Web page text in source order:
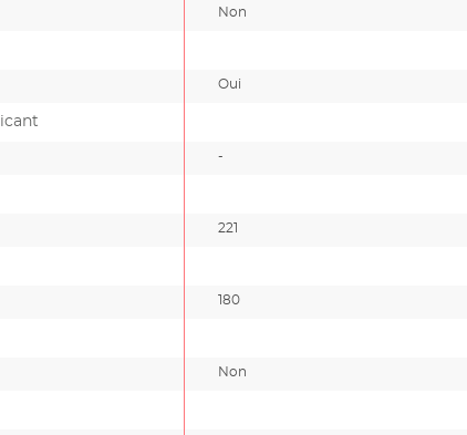
Non
Oui
-
221
180
Non